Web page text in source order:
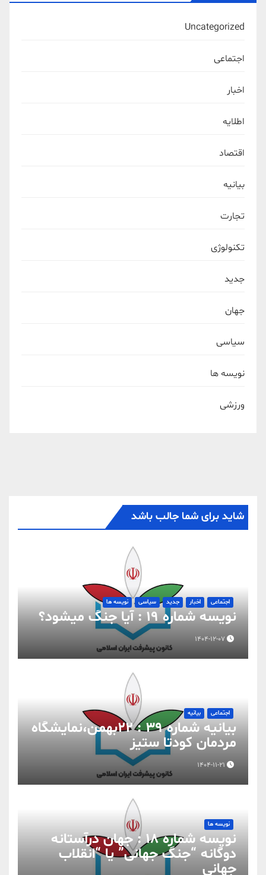
Uncategorized
اجتماعی
اخبار
اطلایه
اقتصاد
بیانیه
تجارت
تکنولوژی
جدید
جهان
سیاسی
نویسه ها
ورزشی
شاید برای شما جالب باشد
اجتماعی اخبار جدید سیاسی نویسه ها
نویسه شماره 19 : آیا جنگ میشود؟
1404-12-07
اجتماعی بیانیه
بیانیه شماره 39 : ۲۲بهمن،نمایشگاه
مردمان کودتا ستیز
1404-11-21
نویسه ها
نویسه شماره 18 : جهان درآستانه
دوگانه “جنگ جهانی” یا “انقلاب
جهانی